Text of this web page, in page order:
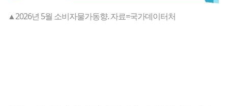
▲2026년 5월 소비자물가동향. 자료=국가데이터처